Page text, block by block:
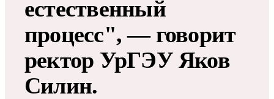
естественный
процесс", — говорит
ректор УрГЭУ Яков
Силин.